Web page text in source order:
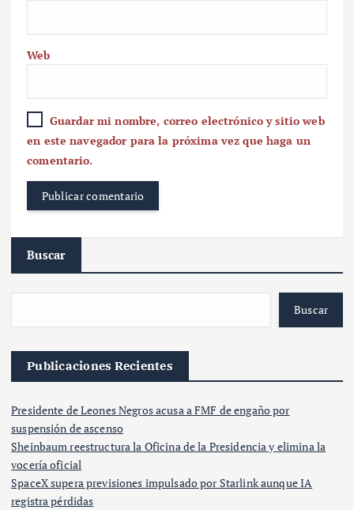
Web
Guardar mi nombre, correo electrónico y sitio web
en este navegador para la próxima vez que haga un
comentario.
Buscar
Buscar
Publicaciones Recientes
Presidente de Leones Negros acusa a FMF de engaño por
suspensión de ascenso
Sheinbaum reestructura la Oficina de la Presidencia y elimina la
vocería oficial
SpaceX supera previsiones impulsado por Starlink aunque IA
registra pérdidas